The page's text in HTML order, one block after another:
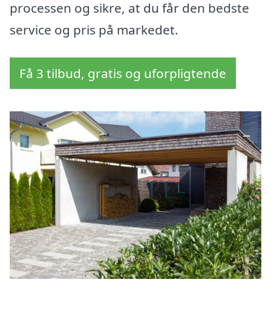
processen og sikre, at du får den bedste
service og pris på markedet.
Få 3 tilbud, gratis og uforpligtende